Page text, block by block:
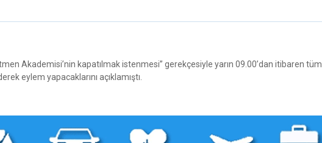
Akademisi’nin kapatılmak istenmesi” gerekçesiyle yarın 09.00’dan itibaren tüm
eylem yapacaklarını açıklamıştı.